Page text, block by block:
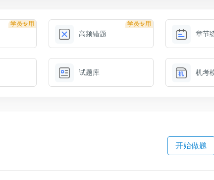
学员专用 学员专用
高频错题 章节
试题库 机考
开始做题